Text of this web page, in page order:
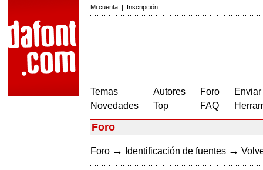
Mi cuenta | Inscripción
Temas
Novedades
Autores
Top
Foro
FAQ
Foro
Foro → Identificación de fuentes →